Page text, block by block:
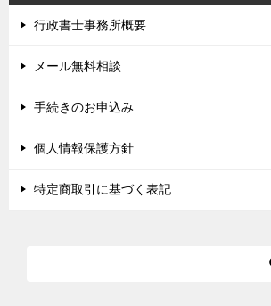
行政書士事務所概要
メール無料相談
手続きのお申込み
個人情報保護方針
特定商取引に基づく表記